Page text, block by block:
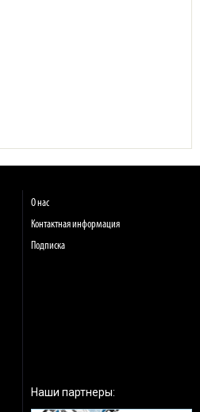
О нас
Контактная информация
Подписка
Наши партнеры: